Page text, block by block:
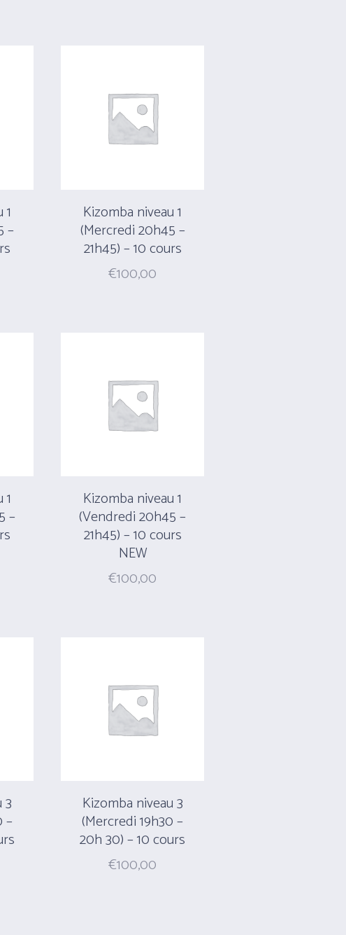
–
Kizomba niveau 1
(Mercredi 20h45 –
21h45) – 10 cours
€100,00
–
Kizomba niveau 1
(Vendredi 20h45 –
21h45) – 10 cours
NEW
€100,00
3
–
Kizomba niveau 3
(Mercredi 19h30 –
20h 30) – 10 cours
€100,00